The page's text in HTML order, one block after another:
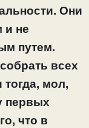
Они
и не
путем.
всех
мол,
первых
что в